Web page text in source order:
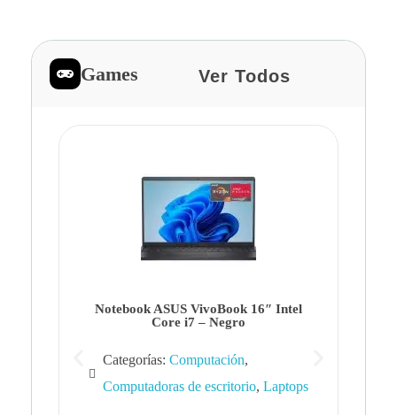
Games Ver Todos
Notebook ASUS VivoBook 16″ Intel
Core i7 – Negro
Categorías: Computación,
Computadoras de escritorio, Laptops